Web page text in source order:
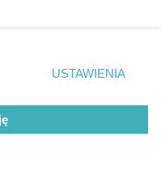
może być powielany i
w jakikolwiek sposób (w
na jakimkolwiek polu
praw. Jakiekolwiek użycie lub
z naruszeniem prawa,
ustawień prywatności
strony
wymagają zgody
się takiemu
zastosowanie tylko
USTAWIENIA